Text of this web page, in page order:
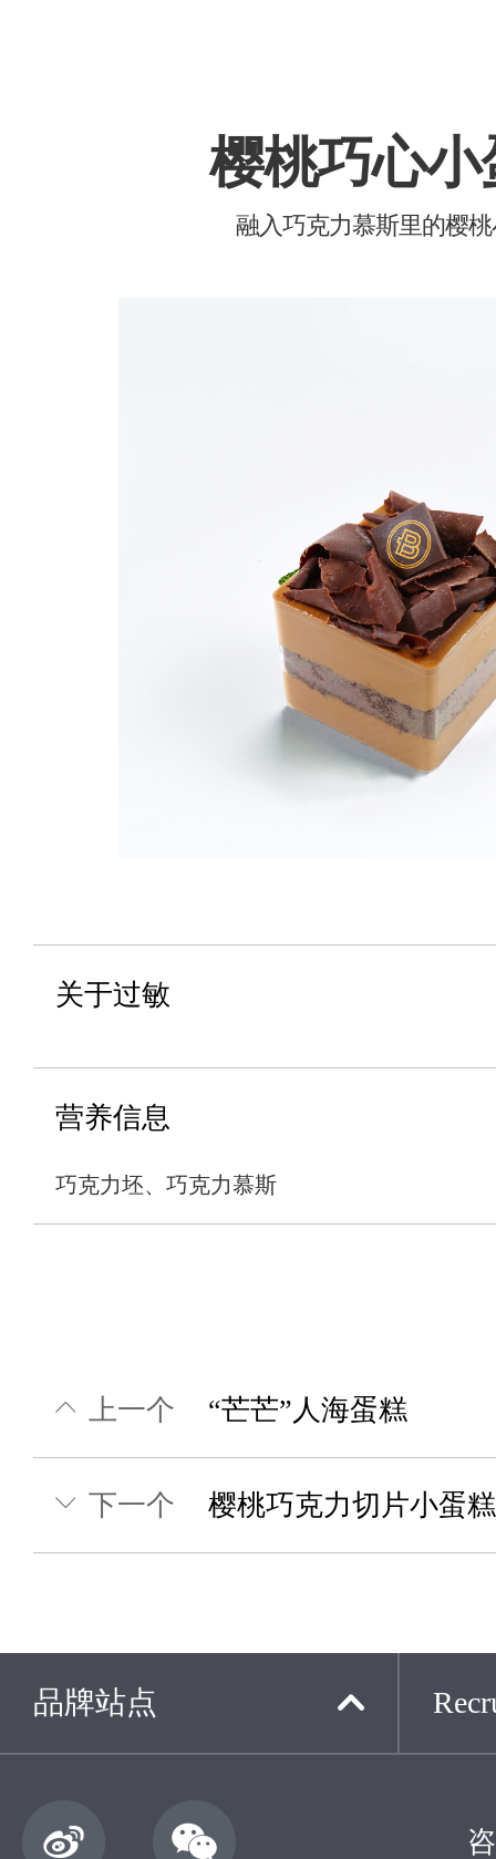
樱桃巧心小
融入巧克力慕斯里的樱
关于过敏
营养信息
巧克力坯、巧克力慕斯
上一个 “芒芒”人海蛋糕
下一个 樱桃巧克力切片小蛋糕
品牌站点